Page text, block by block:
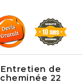
Entretien de
cheminée 22